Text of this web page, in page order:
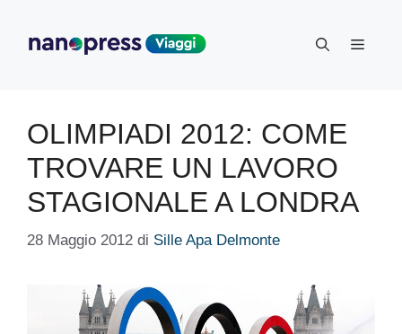
contenuto
Menu
OLIMPIADI 2012: COME
TROVARE UN LAVORO
STAGIONALE A LONDRA
28 Maggio 2012 di Sille Apa Delmonte